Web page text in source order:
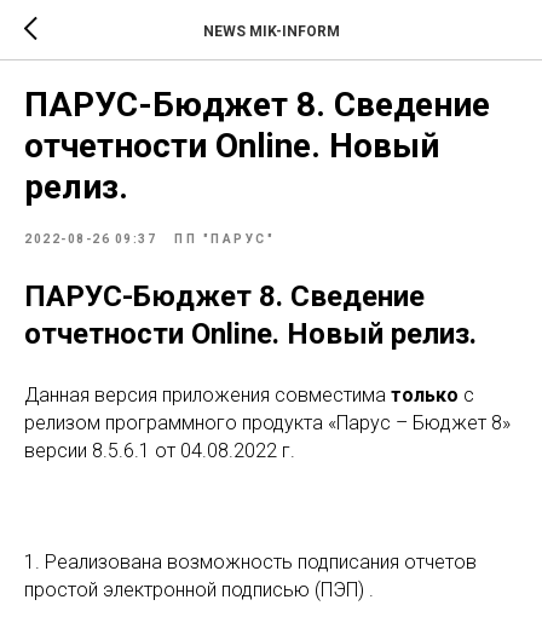
NEWS MIK-INFORM
ПАРУС-Бюджет 8. Сведение
отчетности Online. Новый
релиз.
2022-08-26 09:37 ПП "ПАРУС"
ПАРУС-Бюджет 8. Сведение
отчетности Online. Новый релиз.
Данная версия приложения совместима только с
релизом программного продукта «Парус – Бюджет 8»
версии 8.5.6.1 от 04.08.2022 г.
1. Реализована возможность подписания отчетов
простой электронной подписью (ПЭП) .